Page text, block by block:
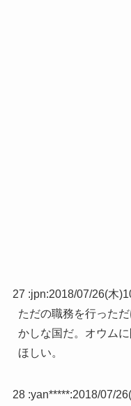
27 :jpn:2018/07/26(木
ただの職務を行った
かしな国だ。オウム
ほしい。
28 :yan*****:2018/07/